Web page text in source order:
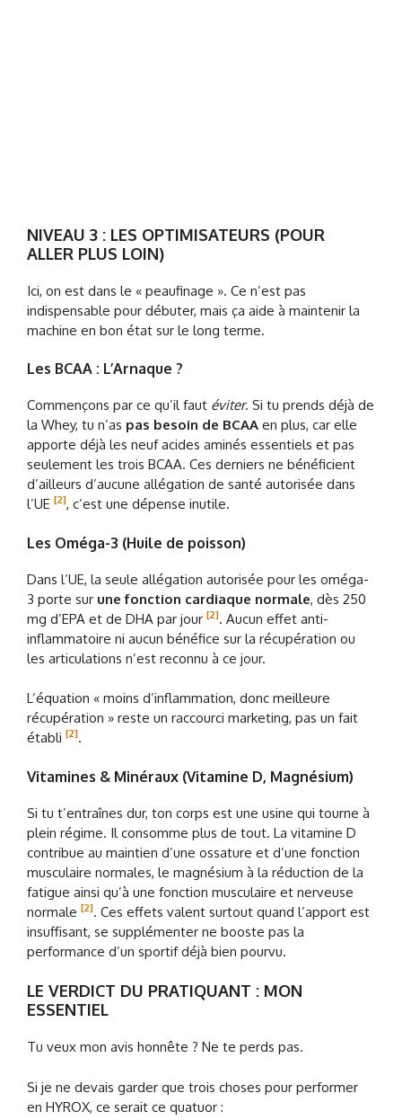
NIVEAU 3 : LES OPTIMISATEURS (POUR
ALLER PLUS LOIN)
Ici, on est dans le « peaufinage ». Ce n’est pas
indispensable pour débuter, mais ça aide à maintenir la
machine en bon état sur le long terme.
Les BCAA : L’Arnaque ?
Commençons par ce qu’il faut éviter. Si tu prends déjà de
la Whey, tu n’as pas besoin de BCAA en plus, car elle
apporte déjà les neuf acides aminés essentiels et pas
seulement les trois BCAA. Ces derniers ne bénéficient
d’ailleurs d’aucune allégation de santé autorisée dans
l’UE [2], c’est une dépense inutile.
Les Oméga-3 (Huile de poisson)
Dans l’UE, la seule allégation autorisée pour les oméga-
3 porte sur une fonction cardiaque normale, dès 250
mg d’EPA et de DHA par jour [2]. Aucun effet anti-
inflammatoire ni aucun bénéfice sur la récupération ou
les articulations n’est reconnu à ce jour.
L’équation « moins d’inflammation, donc meilleure
récupération » reste un raccourci marketing, pas un fait
établi [2].
Vitamines & Minéraux (Vitamine D, Magnésium)
Si tu t’entraînes dur, ton corps est une usine qui tourne à
plein régime. Il consomme plus de tout. La vitamine D
contribue au maintien d’une ossature et d’une fonction
musculaire normales, le magnésium à la réduction de la
fatigue ainsi qu’à une fonction musculaire et nerveuse
normale [2]. Ces effets valent surtout quand l’apport est
insuffisant, se supplémenter ne booste pas la
performance d’un sportif déjà bien pourvu.
LE VERDICT DU PRATIQUANT : MON
ESSENTIEL
Tu veux mon avis honnête ? Ne te perds pas.
Si je ne devais garder que trois choses pour performer
en HYROX, ce serait ce quatuor :